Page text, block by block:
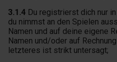
3.1.4 Du registrierst dich nur
du nimmst an den Spielen
Namen und auf deine eigene
Namen und/oder auf
letzteres ist strikt untersagt;